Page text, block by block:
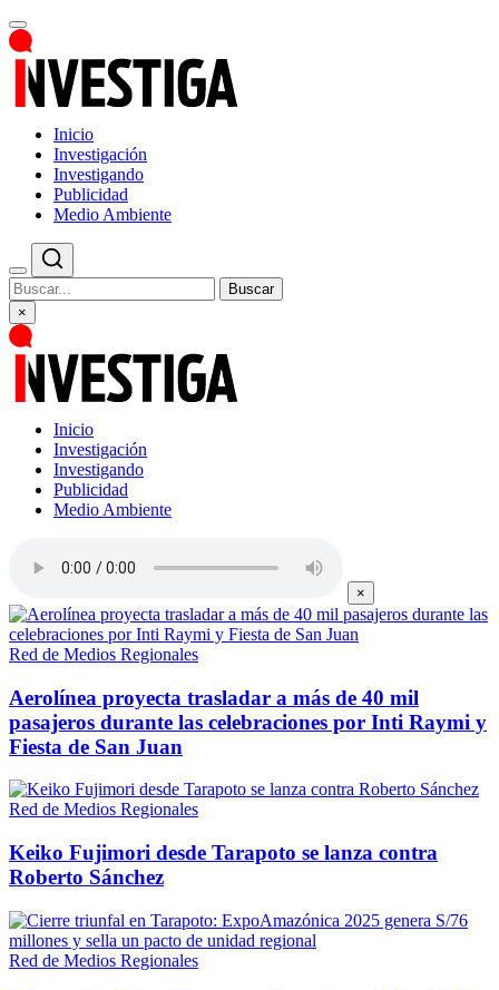
Inicio
Investigación
Investigando
Publicidad
Medio Ambiente
Buscar
×
Inicio
Investigación
Investigando
Publicidad
Medio Ambiente
×
Red de Medios Regionales
Aerolínea proyecta trasladar a más de 40 mil
pasajeros durante las celebraciones por Inti Raymi y
Fiesta de San Juan
Red de Medios Regionales
Keiko Fujimori desde Tarapoto se lanza contra
Roberto Sánchez
Red de Medios Regionales